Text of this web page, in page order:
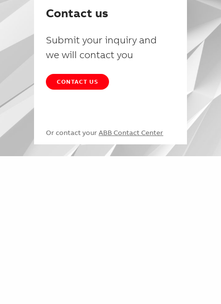
Contact us
Submit your inquiry and
we will contact you
CONTACT US
Or contact your ABB Contact Center